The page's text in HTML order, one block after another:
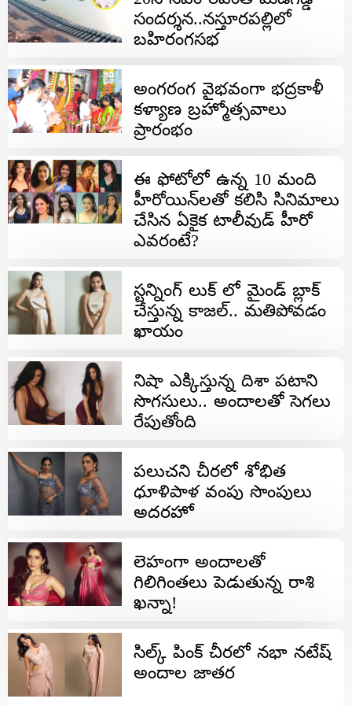
సందర్శన..నస్తూరపల్లిలో
బహిరంగసభ
అంగరంగ వైభవంగా భద్రకాళీ
కళ్యాణ బ్రహ్మోత్సవాలు
ప్రారంభం
ఈ ఫోటోలో ఉన్న 10 మంది
హీరోయిన్‌లతో కలిసి సినిమాలు
చేసిన ఏకైక టాలీవుడ్ హీరో
ఎవరంటే?
స్టన్నింగ్ లుక్ లో మైండ్ బ్లాక్
చేస్తున్న కాజల్.. మతిపోవడం
ఖాయం
నిషా ఎక్కిస్తున్న దిశా పటాని
సొగసులు.. అందాలతో సెగలు
రేపుతోంది
పలుచని చీరలో శోభిత
ధూళిపాళ వంపు సొంపులు
అదరహో
లెహంగా అందాలతో
గిలిగింతలు పెడుతున్న రాశి
ఖన్నా!
సిల్క్ పింక్ చీరలో నభా నటేష్
అందాల జాతర